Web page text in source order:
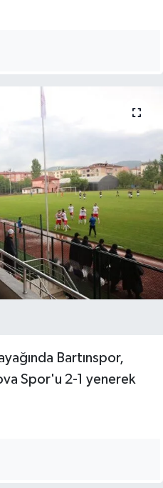
Bartınspor,
Spor'u 2-1 yenerek